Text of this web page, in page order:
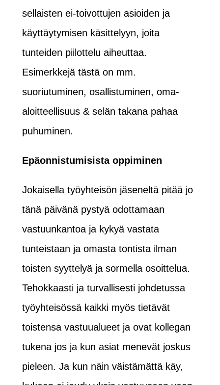
sellaisten ei-toivottujen asioiden ja
käyttäytymisen käsittelyyn, joita
tunteiden piilottelu aiheuttaa.
Esimerkkejä tästä on mm.
suoriutuminen, osallistuminen, oma-
aloitteellisuus & selän takana pahaa
puhuminen.
Epäonnistumisista oppiminen
Jokaisella työyhteisön jäseneltä pitää jo
tänä päivänä pystyä odottamaan
vastuunkantoa ja kykyä vastata
tunteistaan ja omasta tontista ilman
toisten syyttelyä ja sormella osoittelua.
Tehokkaasti ja turvallisesti johdetussa
työyhteisössä kaikki myös tietävät
toistensa vastuualueet ja ovat kollegan
tukena jos ja kun asiat menevät joskus
pieleen. Ja kun näin väistämättä käy,